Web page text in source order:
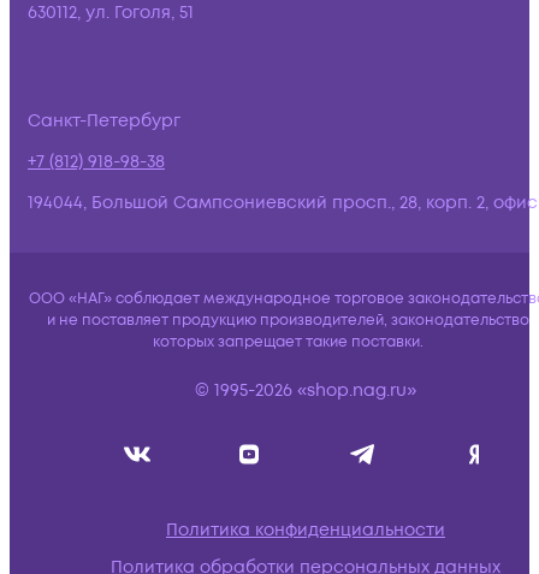
630112, ул. Гоголя, 51
Санкт-Петербург
+7 (812) 918-98-38
194044, Большой Сампсониевский просп., 28, корп. 2,
ООО «НАГ» соблюдает международное торговое
и не поставляет продукцию производителей, законодательство
которых запрещает такие поставки.
© 1995-2026 «shop.nag.ru»
Политика конфиденциальности
Политика обработки персональных данных